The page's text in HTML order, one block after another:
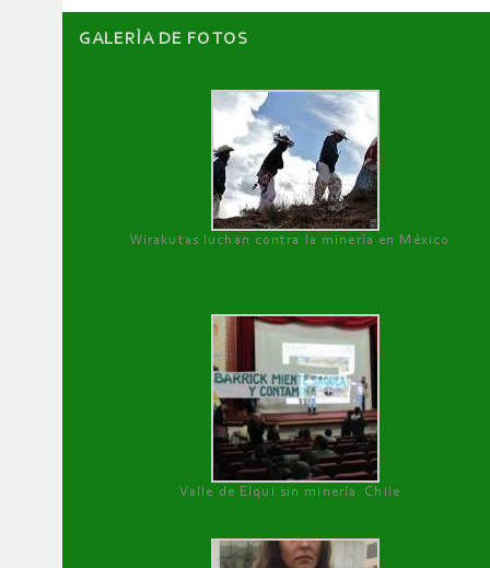
GALERÌA DE FOTOS
Wirakutas luchan contra la minería en México
Valle de Elqui sin minería. Chile